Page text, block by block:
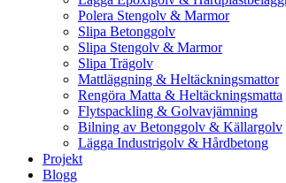
Polera Stengolv & Marmor
Slipa Betonggolv
Slipa Stengolv & Marmor
Slipa Trägolv
Mattläggning & Heltäckningsmattor
Rengöra Matta & Heltäckningsmatta
Flytspackling & Golvavjämning
Bilning av Betonggolv & Källargolv
Lägga Industrigolv & Hårdbetong
Projekt
Blogg